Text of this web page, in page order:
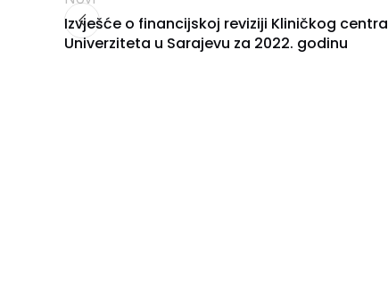
Izvješće o financijskoj reviziji Kliničkog centra
Univerziteta u Sarajevu za 2022. godinu